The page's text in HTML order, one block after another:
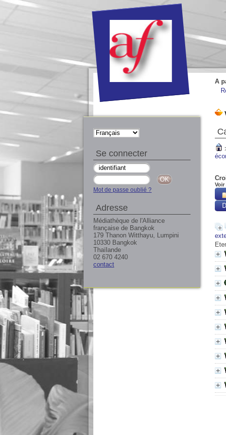
A
Voir
Se connecter
Mot de passe oublié ?
Adresse
Médiathèque de l'Alliance
française de Bangkok
179 Thanon Witthayu, Lumpini
10330 Bangkok
Thaïlande
02 670 4240
contact